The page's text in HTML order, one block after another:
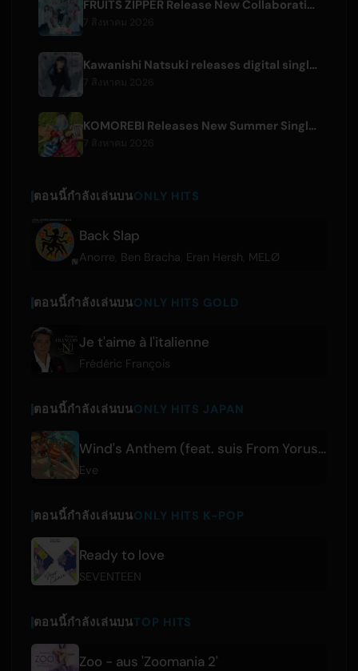
FRUITS ZIPPER Release New Collaboration Song '1,2,3,FOOOOUR'
Kawanishi Natsuki releases digital single 'Sayonara wa Ichiban Kirei na Atashi de'
KOMOREBI Releases New Summer Single 'Letsu Natsu'
ตอนนี้กำลังเล่นบนONLY HITS
Back Slap
Anorre Ben Bracha Eran Hersh MELØ
ตอนนี้กำลังเล่นบนONLY HITS GOLD
Je t'aime à l'italienne
Frédéric François
ตอนนี้กำลังเล่นบนONLY HITS JAPAN
Wind's Anthem (feat. suis From Yorushika)
Eve
ตอนนี้กำลังเล่นบนONLY HITS K-POP
Ready to love
SEVENTEEN
ตอนนี้กำลังเล่นบนTOP HITS
Zoo - aus 'Zoomania 2'